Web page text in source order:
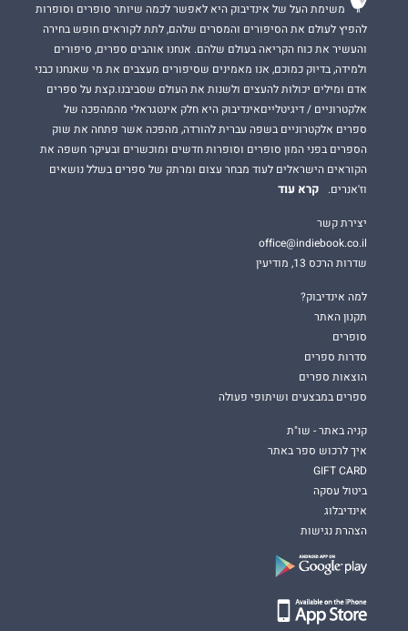
משימת העל של אינדיבוק היא לאפשר לכמה שיותר סופרים וסופרות
להפיץ לעולם את הסיפורים והמסרים שלהם, לתת לקוראים חופש בחירה
והעשיר את כוח הקריאה בעולם שלהם. אנחנו אוהבים ספרים, סיפורים
ולמידה, בדיוק כמוכם, אנו מאמינים שסיפורים מעצבים את מי שאנחנו כבני
אדם ומילים יכולות להעצים ולשנות את העולם שסביבנו.קצת על ספרים
אלקטרוניים / דיגיטלייםאינדיבוק היא חלק אינטגראלי מהמהפכה של
ספרים אלקטרוניים בשפה עברית להורדה, מהפכה אשר פתחה את שוק
הספרים בפני המון סופרים וסופרות חדשים ומוכשרים ובעיקר חשפה את
הקוראים הישראלים לעוד מבחר עצום ומרתק של ספרים בשלל נושאים
וז'אנרים.
קרא עוד
יצירת קשר
office@indiebook.co.il
שדרות הרכס 13, מודיעין
למה אינדיבוק?
תקנון האתר
סופרים
סדרות ספרים
הוצאות ספרים
ספרים במבצעים ושיתופי פעולה
קניה באתר - שו"ת
איך לרכוש ספר באתר
GIFT CARD
ביטול עסקה
אינדיבלוג
הצהרת נגישות